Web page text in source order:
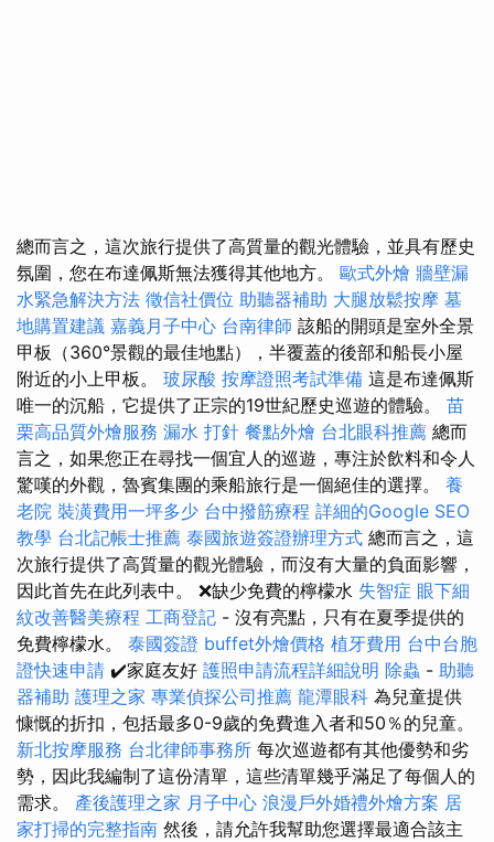
總而言之，這次旅行提供了高質量的觀光體驗，並具有歷史
氛圍，您在布達佩斯無法獲得其他地方。 歐式外燴 牆壁漏
水緊急解決方法 徵信社價位 助聽器補助 大腿放鬆按摩 墓
地購置建議 嘉義月子中心 台南律師 該船的開頭是室外全景
甲板（360°景觀的最佳地點），半覆蓋的後部和船長小屋
附近的小上甲板。 玻尿酸 按摩證照考試準備 這是布達佩斯
唯一的沉船，它提供了正宗的19世紀歷史巡遊的體驗。 苗
栗高品質外燴服務 漏水 打針 餐點外燴 台北眼科推薦 總而
言之，如果您正在尋找一個宜人的巡遊，專注於飲料和令人
驚嘆的外觀，魯賓集團的乘船旅行是一個絕佳的選擇。 養
老院 裝潢費用一坪多少 台中撥筋療程 詳細的Google SEO
教學 台北記帳士推薦 泰國旅遊簽證辦理方式 總而言之，這
次旅行提供了高質量的觀光體驗，而沒有大量的負面影響，
因此首先在此列表中。 ❌缺少免費的檸檬水 失智症 眼下細
紋改善醫美療程 工商登記 - 沒有亮點，只有在夏季提供的
免費檸檬水。 泰國簽證 buffet外燴價格 植牙費用 台中台胞
證快速申請 ✔️家庭友好 護照申請流程詳細說明 除蟲 - 助聽
器補助 護理之家 專業偵探公司推薦 龍潭眼科 為兒童提供
慷慨的折扣，包括最多0-9歲的免費進入者和50％的兒童。
新北按摩服務 台北律師事務所 每次巡遊都有其他優勢和劣
勢，因此我編制了這份清單，這些清單幾乎滿足了每個人的
需求。 產後護理之家 月子中心 浪漫戶外婚禮外燴方案 居
家打掃的完整指南 然後，請允許我幫助您選擇最適合該主